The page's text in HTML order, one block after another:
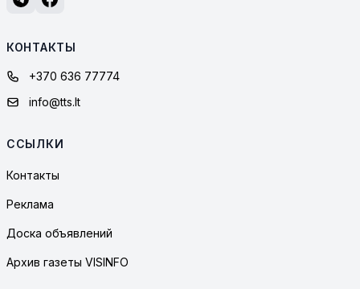
КОНТАКТЫ
+370 636 77774
info@tts.lt
ССЫЛКИ
Контакты
Реклама
Доска объявлений
Архив газеты VISINFO